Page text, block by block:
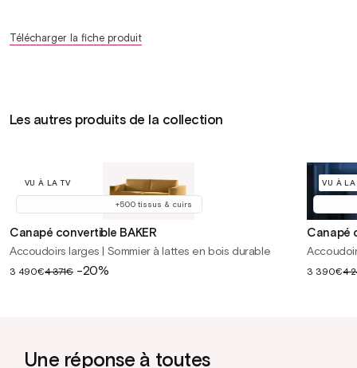
Télécharger la fiche produit
Les autres produits de la collection
+500 tissus & cuirs
VU À LA TV
Canapé convertible BAKER
Accoudoirs larges | Sommier à lattes en bois durable
Prix
3 490€4 371€ -20%
VU À LA
Canapé
Prix
3 390€4
Une réponse à toutes